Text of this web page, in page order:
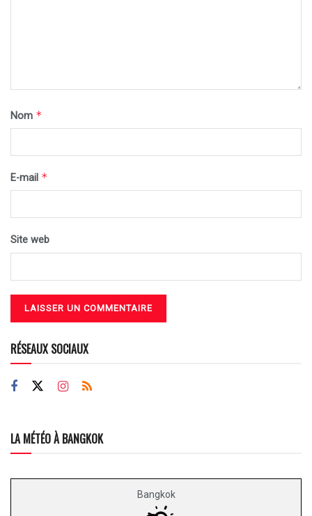
Nom *
E-mail *
Site web
RÉSEAUX SOCIAUX
LA MÉTÉO À BANGKOK
Bangkok